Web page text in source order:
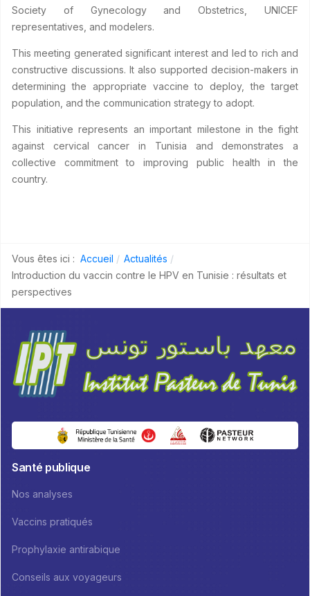
Society of Gynecology and Obstetrics, UNICEF
representatives, and modelers.
This meeting generated significant interest and led to rich and
constructive discussions. It also supported decision-makers in
determining the appropriate vaccine to deploy, the target
population, and the communication strategy to adopt.
This initiative represents an important milestone in the fight
against cervical cancer in Tunisia and demonstrates a
collective commitment to improving public health in the
country.
Vous êtes ici : Accueil
Actualités
Introduction du vaccin contre le HPV en Tunisie : résultats et
perspectives
Santé publique
Nos analyses
Vaccins pratiqués
Prophylaxie antirabique
Conseils aux voyageurs